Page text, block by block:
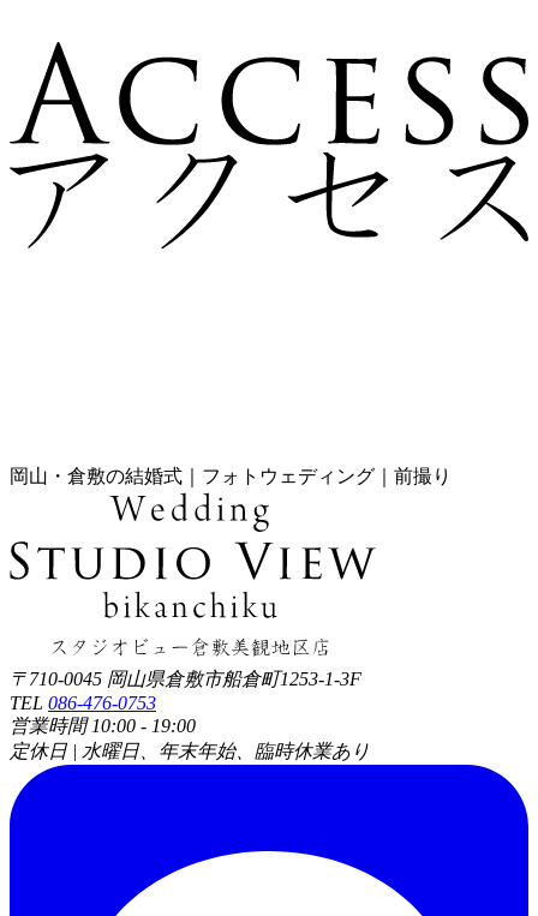
岡山・倉敷の結婚式｜フォトウェディング｜前撮り
〒710-0045 岡山県倉敷市船倉町1253-1-3F
TEL 086-476-0753
営業時間 10:00 - 19:00
定休日 | 水曜日、年末年始、臨時休業あり